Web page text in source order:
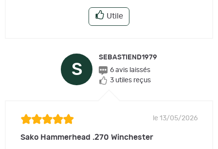
Utile
S
SEBASTIEND1979
6 avis laissés
3 utiles reçus
le 13/05/2026
Sako Hammerhead .270 Winchester